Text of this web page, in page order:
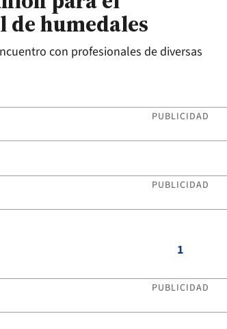
humedales
con profesionales de diversas
PUBLICIDAD
PUBLICIDAD
1
PUBLICIDAD